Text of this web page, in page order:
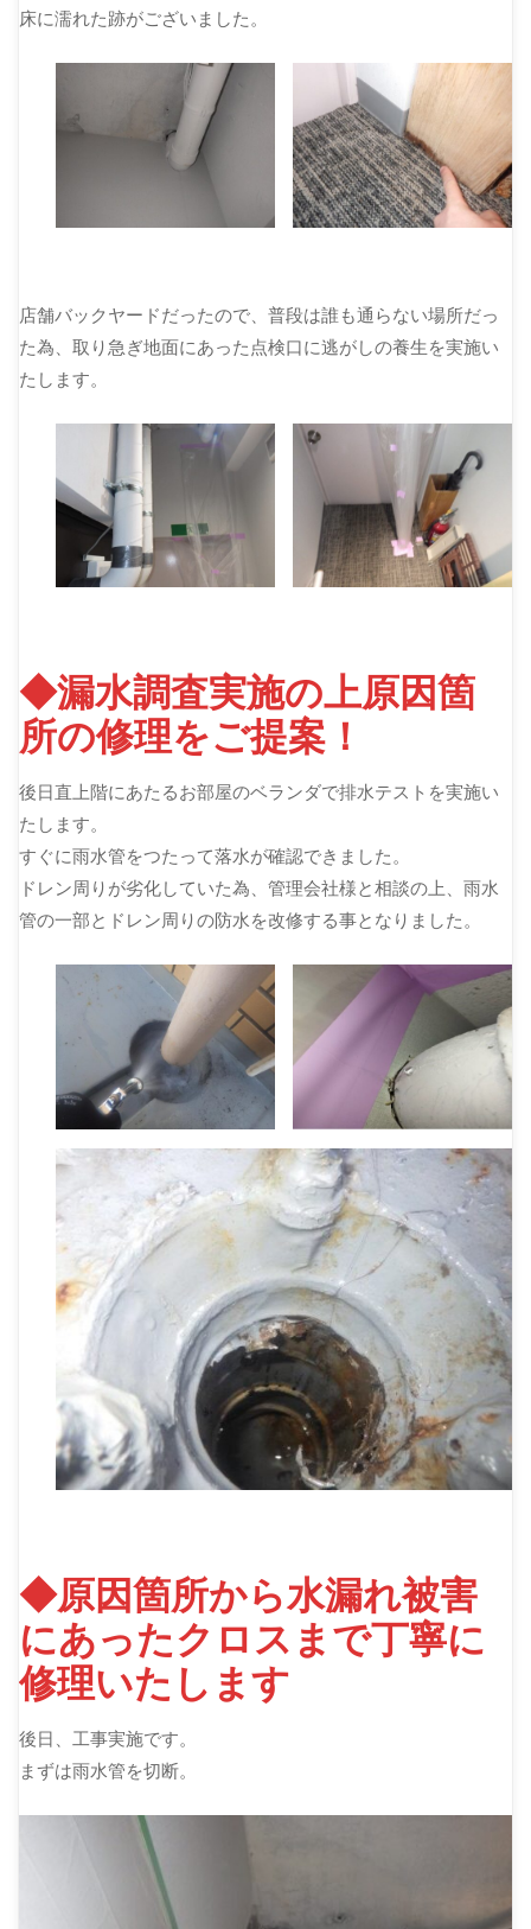
床に濡れた跡がございました。
店舗バックヤードだったので、普段は誰も通らない場所だっ
た為、取り急ぎ地面にあった点検口に逃がしの養生を実施い
たします。
◆漏水調査実施の上原因箇
所の修理をご提案！
後日直上階にあたるお部屋のベランダで排水テストを実施い
たします。
すぐに雨水管をつたって落水が確認できました。
ドレン周りが劣化していた為、管理会社様と相談の上、雨水
管の一部とドレン周りの防水を改修する事となりました。
◆原因箇所から水漏れ被害
にあったクロスまで丁寧に
修理いたします
後日、工事実施です。
まずは雨水管を切断。